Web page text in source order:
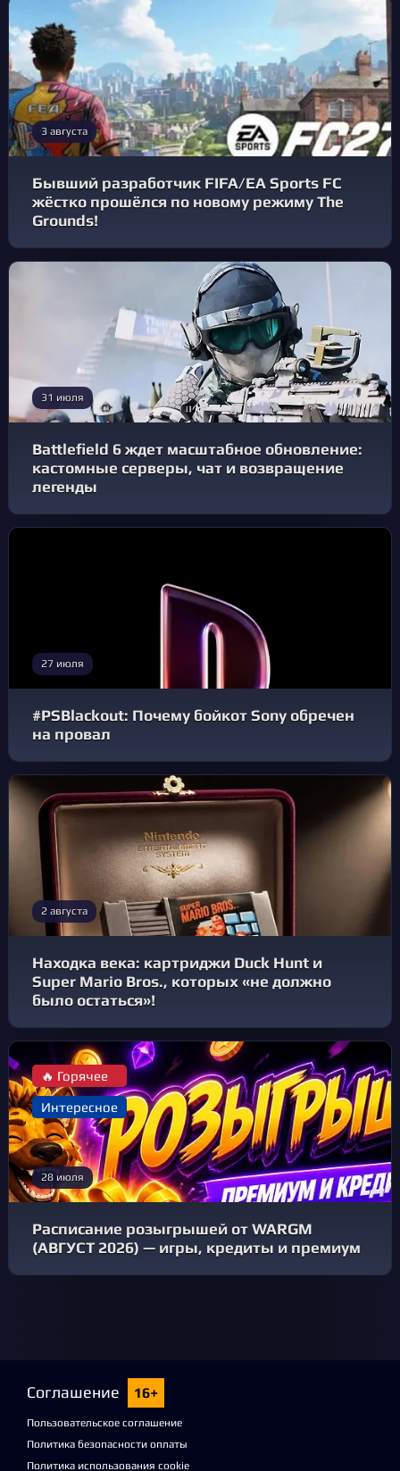
3 августа
Бывший разработчик FIFA/EA Sports FC
жёстко прошёлся по новому режиму The
Grounds!
31 июля
Battlefield 6 ждет масштабное обновление:
кастомные серверы, чат и возвращение
легенды
27 июля
#PSBlackout: Почему бойкот Sony обречен
на провал
2 августа
Находка века: картриджи Duck Hunt и
Super Mario Bros., которых «не должно
было остаться»!
🔥 Горячее
Интересное
28 июля
Расписание розыгрышей от WARGM
(АВГУСТ 2026) — игры, кредиты и премиум
Соглашение 16+
Пользовательское соглашение
Политика безопасности оплаты
Политика использования cookie